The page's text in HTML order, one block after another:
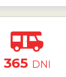
365 DNI